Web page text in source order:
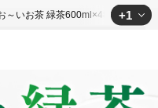
～いお茶 緑茶600ml×48本 PET【
+1